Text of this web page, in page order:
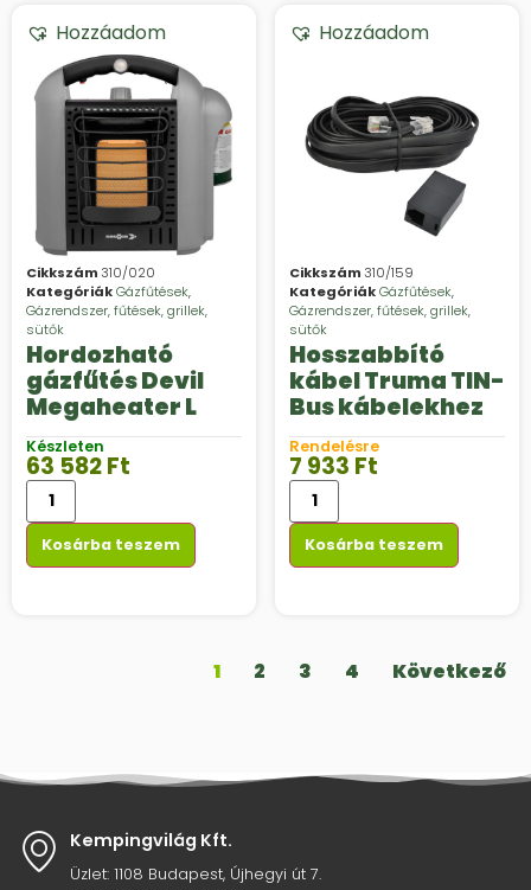
Hozzáadom
Cikkszám 310/020
KategóriákGázfűtések,
Gázrendszer, fűtések, grillek,
sütők
Hordozható
gázfűtés Devil
Megaheater L
Készleten
63 582Ft
Kosárba teszem
Hozzáadom
Cikkszám 310/159
KategóriákGázfűtések,
Gázrendszer, fűtések, grillek,
sütők
Hosszabbító
kábel Truma TIN-
Bus kábelekhez
Rendelésre
7 933 Ft
Kosárba teszem
1 2 3 4 Következő
Kempingvilág Kft.
Üzlet: 1108 Budapest, Újhegyi út 7.